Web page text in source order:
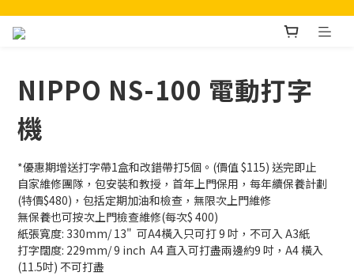
NIPPO NS-100 電動打字
機
*優惠期增送打字帶1盒和改錯帶打5個。(價值 $115) 送完即止
自家維修團隊，包安裝和教授，首年上門保用，每年續保養計劃
(特價$480)，包括定期加油和檢查，無限次上門維修
無保養也可按次上門檢查維修(每次$ 400)
紙張寬度: 330mm/ 13"  可A4橫入只可打 9 吋，不可入 A3紙
打字闊度: 229mm/ 9 inch  A4 直入可打盡兩邊約9 吋，A4 橫入
(11.5吋) 不可打盡